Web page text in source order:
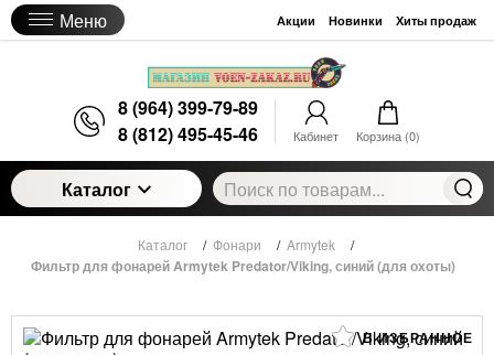
Меню Акции Новинки Хиты продаж
8 (964) 399-79-89
8 (812) 495-45-46
Кабинет Корзина (0)
Каталог
Каталог / Фонари / Armytek /
Фильтр для фонарей Armytek Predator/Viking, синий (для охоты)
В ИЗБРАННОЕ